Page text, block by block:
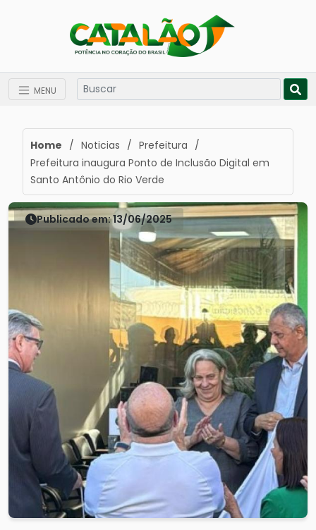
MENU
Home / Noticias / Prefeitura /
Prefeitura inaugura Ponto de Inclusão Digital em
Santo Antônio do Rio Verde
Publicado em: 13/06/2025